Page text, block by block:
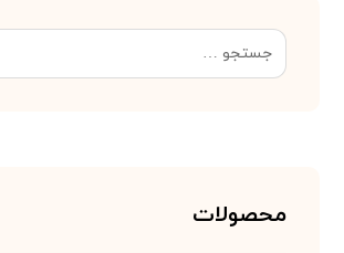
محصولات